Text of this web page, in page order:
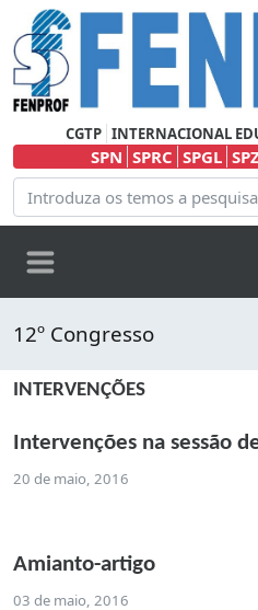
CGTP INTERNACIONAL
SPN SPRC SPGL
12º Congresso
INTERVENÇÕES
Intervenções na sessão
20 de maio, 2016
Amianto-artigo
03 de maio, 2016